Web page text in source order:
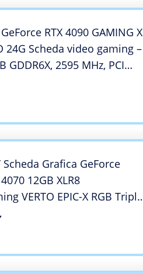
RTX 4090 GAMING X
24G Scheda video gaming –
GDDR6X, 2595 MHz, PCI
Gen 4, 384-bit, 3x DP v
Scheda Grafica GeForce
4070 12GB XLR8
VERTO EPIC-X RGB Triple
3